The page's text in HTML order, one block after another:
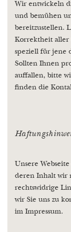
Wir entwickeln
und bemühen
bereitzustellen.
Korrektheit aller
speziell für jene
Sollten Ihnen
auffallen, bitte
finden die
Unsere
deren Inhalt wir
rechtswidrige
wir Sie uns zu
im Impressum.